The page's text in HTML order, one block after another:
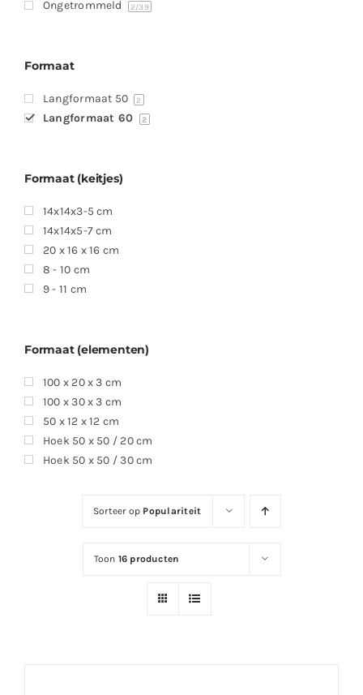
Sorteer op Populariteit
Toon 16 producten
Ongetrommeld 2/39
Formaat
Langformaat 50 2
Langformaat 60 2
Formaat (keitjes)
14x14x3-5 cm
14x14x5-7 cm
20 x 16 x 16 cm
8 - 10 cm
9 - 11 cm
Formaat (elementen)
100 x 20 x 3 cm
100 x 30 x 3 cm
50 x 12 x 12 cm
Hoek 50 x 50 / 20 cm
Hoek 50 x 50 / 30 cm